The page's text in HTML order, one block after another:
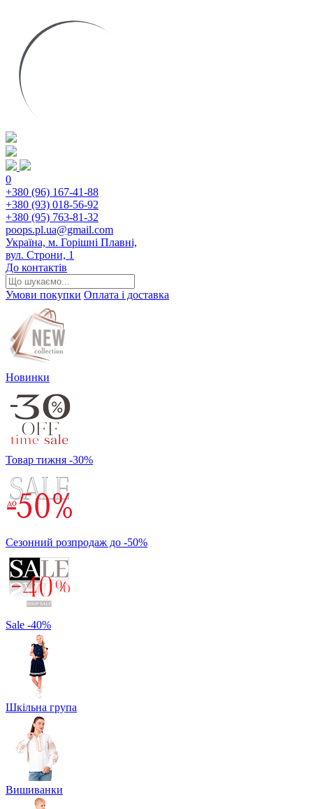
0
+380 (96) 167-41-88
+380 (93) 018-56-92
+380 (95) 763-81-32
poops.pl.ua@gmail.com
Україна, м. Горішні Плавні,
вул. Строни, 1
До контактів
Умови покупки Оплата і доставка
Новинки
Товар тижня -30%
Сезонний розпродаж до -50%
Sale -40%
Шкільна група
Вишиванки